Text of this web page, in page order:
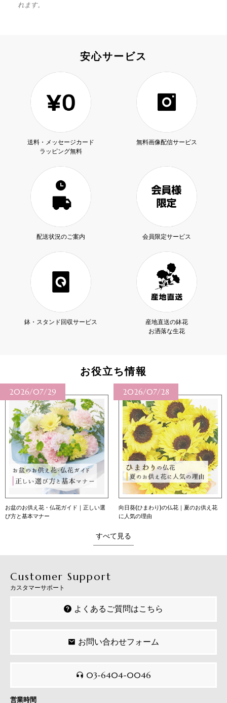
れます。
安心サービス
送料・メッセージカード
ラッピング無料
無料画像配信サービス
配送状況のご案内 会員限定サービス
鉢・スタンド回収サービス
産地直送の鉢花
お洒落な生花
お役立ち情報
2026/07/29
お盆のお供え花・仏花ガイド｜正しい選
び方と基本マナー
2026/07/28
向日葵(ひまわり)の仏花｜夏のお供え花
に人気の理由
すべて見る
Customer Support
カスタマーサポート
よくあるご質問はこちら
お問い合わせフォーム
03-6404-0046
営業時間